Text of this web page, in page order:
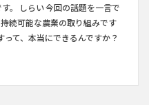
。 しらい 今回の話題を一言で
続可能な農業の取り組みです
て、本当にできるんですか？